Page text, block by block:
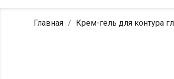
Главная Крем-гель для контура